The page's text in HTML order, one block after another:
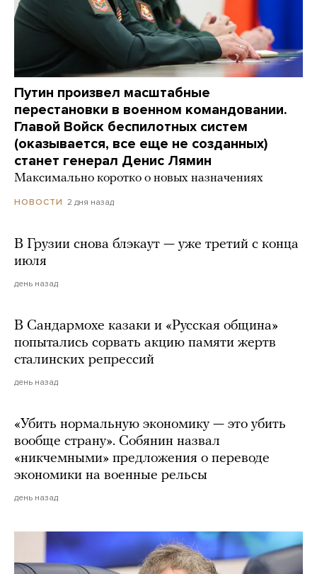
Путин произвел масштабные
перестановки в военном командовании.
Главой Войск беспилотных систем
(оказывается, все еще не созданных)
станет генерал Денис Лямин
Максимально коротко о новых назначениях
НОВОСТИ 2 дня назад
В Грузии снова блэкаут — уже третий с конца
июля
день назад
В Сандармохе казаки и «Русская община»
попытались сорвать акцию памяти жертв
сталинских репрессий
день назад
«Убить нормальную экономику — это убить
вообще страну». Собянин назвал
«никчемными» предложения о переводе
экономики на военные рельсы
день назад